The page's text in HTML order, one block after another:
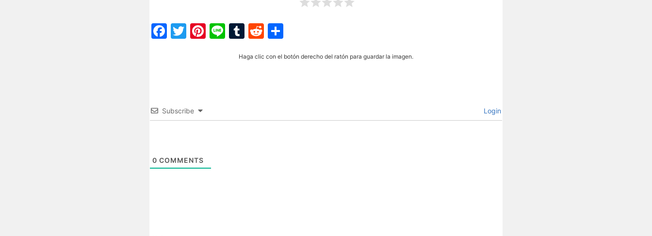
Facebook
Twitter
Pinterest
LineTumblr
Reddit
Haga clic con el botón derecho del ratón para guardar la imagen.
Subscribe Login
0 COMMENTS